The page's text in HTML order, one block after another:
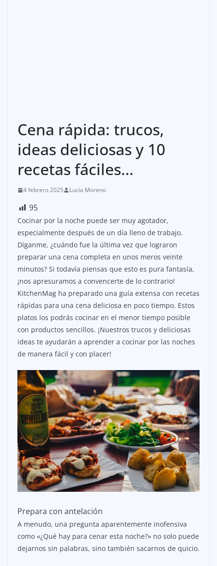
Cena rápida: trucos,
ideas deliciosas y 10
recetas fáciles…
4 febrero 2025 Lucía Moreno
95
Cocinar por la noche puede ser muy agotador,
especialmente después de un día lleno de trabajo.
Díganme, ¿cuándo fue la última vez que lograron
preparar una cena completa en unos meros veinte
minutos? Si todavía piensas que esto es pura fantasía,
¡nos apresuramos a convencerte de lo contrario!
KitchenMag ha preparado una guía extensa con recetas
rápidas para una cena deliciosa en poco tiempo. Estos
platos los podrás cocinar en el menor tiempo posible
con productos sencillos. ¡Nuestros trucos y deliciosas
ideas te ayudarán a aprender a cocinar por las noches
de manera fácil y con placer!
Prepara con antelación
A menudo, una pregunta aparentemente inofensiva
como «¿Qué hay para cenar esta noche?» no solo puede
dejarnos sin palabras, sino también sacarnos de quicio.